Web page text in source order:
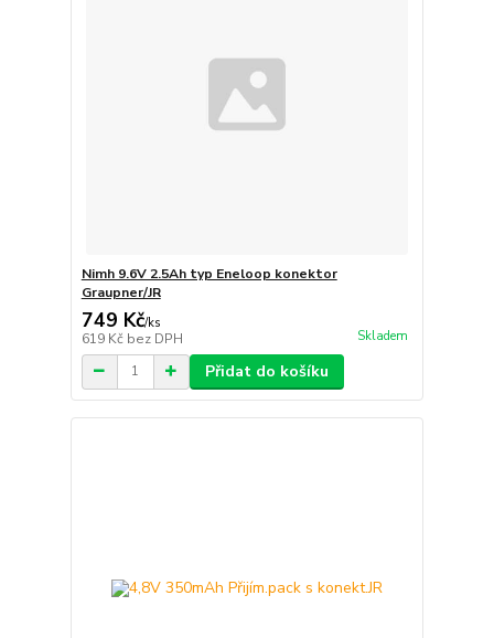
Nimh 9.6V 2.5Ah typ Eneloop konektor
Graupner/JR
749 Kč/ks
619 Kč bez DPH Skladem
Přidat do košíku